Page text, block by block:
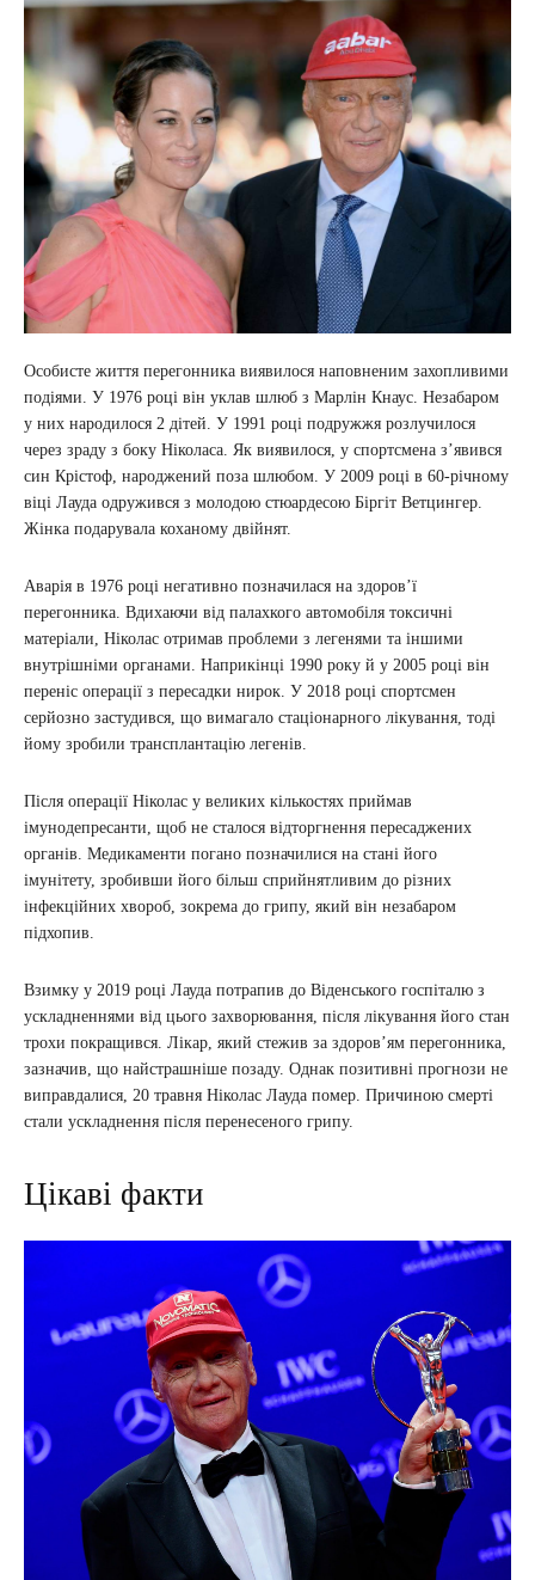
Особисте життя перегонника виявилося наповненим захопливими
подіями. У 1976 році він уклав шлюб з Марлін Кнаус. Незабаром
у них народилося 2 дітей. У 1991 році подружжя розлучилося
через зраду з боку Ніколаса. Як виявилося, у спортсмена з’явився
син Крістоф, народжений поза шлюбом. У 2009 році в 60-річному
віці Лауда одружився з молодою стюардесою Біргіт Ветцингер.
Жінка подарувала коханому двійнят.
Аварія в 1976 році негативно позначилася на здоров’ї
перегонника. Вдихаючи від палахкого автомобіля токсичні
матеріали, Ніколас отримав проблеми з легенями та іншими
внутрішніми органами. Наприкінці 1990 року й у 2005 році він
переніс операції з пересадки нирок. У 2018 році спортсмен
серйозно застудився, що вимагало стаціонарного лікування, тоді
йому зробили трансплантацію легенів.
Після операції Ніколас у великих кількостях приймав
імунодепресанти, щоб не сталося відторгнення пересаджених
органів. Медикаменти погано позначилися на стані його
імунітету, зробивши його більш сприйнятливим до різних
інфекційних хвороб, зокрема до грипу, який він незабаром
підхопив.
Взимку у 2019 році Лауда потрапив до Віденського госпіталю з
ускладненнями від цього захворювання, після лікування його стан
трохи покращився. Лікар, який стежив за здоров’ям перегонника,
зазначив, що найстрашніше позаду. Однак позитивні прогнози не
виправдалися, 20 травня Ніколас Лауда помер. Причиною смерті
стали ускладнення після перенесеного грипу.
Цікаві факти